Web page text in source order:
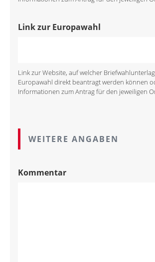
Link zur Europawahl
Link zur Website, auf welcher
Europawahl direkt beantragt werden können
Informationen zum Antrag für den jeweiligen
WEITERE ANGABEN
Kommentar